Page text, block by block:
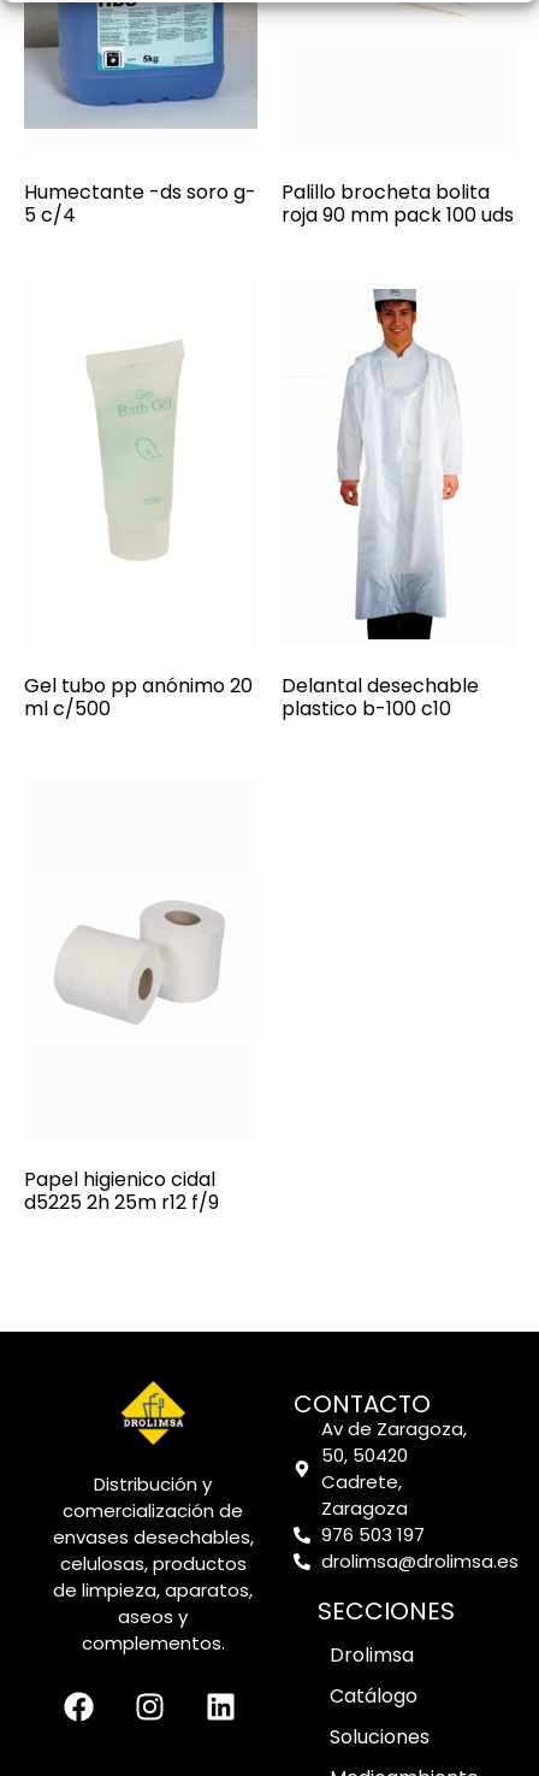
Humectante -ds soro g-
5 c/4
Palillo brocheta bolita
roja 90 mm pack 100 uds
Gel tubo pp anónimo 20
ml c/500
Delantal desechable
plastico b-100 c10
Papel higienico cidal
d5225 2h 25m r12 f/9
Distribución y
comercialización de
envases desechables,
celulosas, productos
de limpieza, aparatos,
aseos y
complementos.
CONTACTO
Av de Zaragoza,
50, 50420
Cadrete,
Zaragoza
976 503 197
drolimsa@drolimsa.es
SECCIONES
Drolimsa
Catálogo
Soluciones